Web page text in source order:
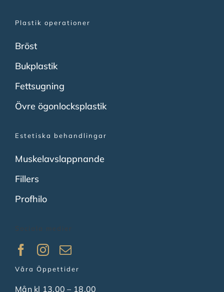
Plastik operationer
Bröst
Bukplastik
Fettsugning
Övre ögonlocksplastik
Estetiska behandlingar
Muskelavslappnande
Fillers
Profhilo
Sociala medier
Våra Öppettider
Mån kl 13.00 – 18.00